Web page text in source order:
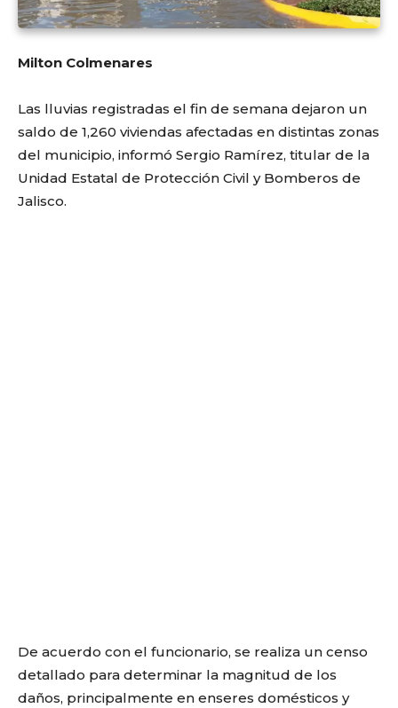
Milton Colmenares
Las lluvias registradas el fin de semana dejaron un
saldo de 1,260 viviendas afectadas en distintas zonas
del municipio, informó Sergio Ramírez, titular de la
Unidad Estatal de Protección Civil y Bomberos de
Jalisco.
De acuerdo con el funcionario, se realiza un censo
detallado para determinar la magnitud de los
daños, principalmente en enseres domésticos y